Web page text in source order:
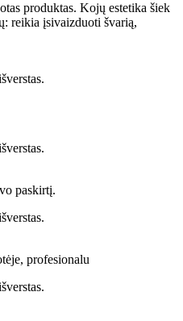
produktas. Kojų estetika šiek
reikia įsivaizduoti švarią,
paskirtį.
profesionalu